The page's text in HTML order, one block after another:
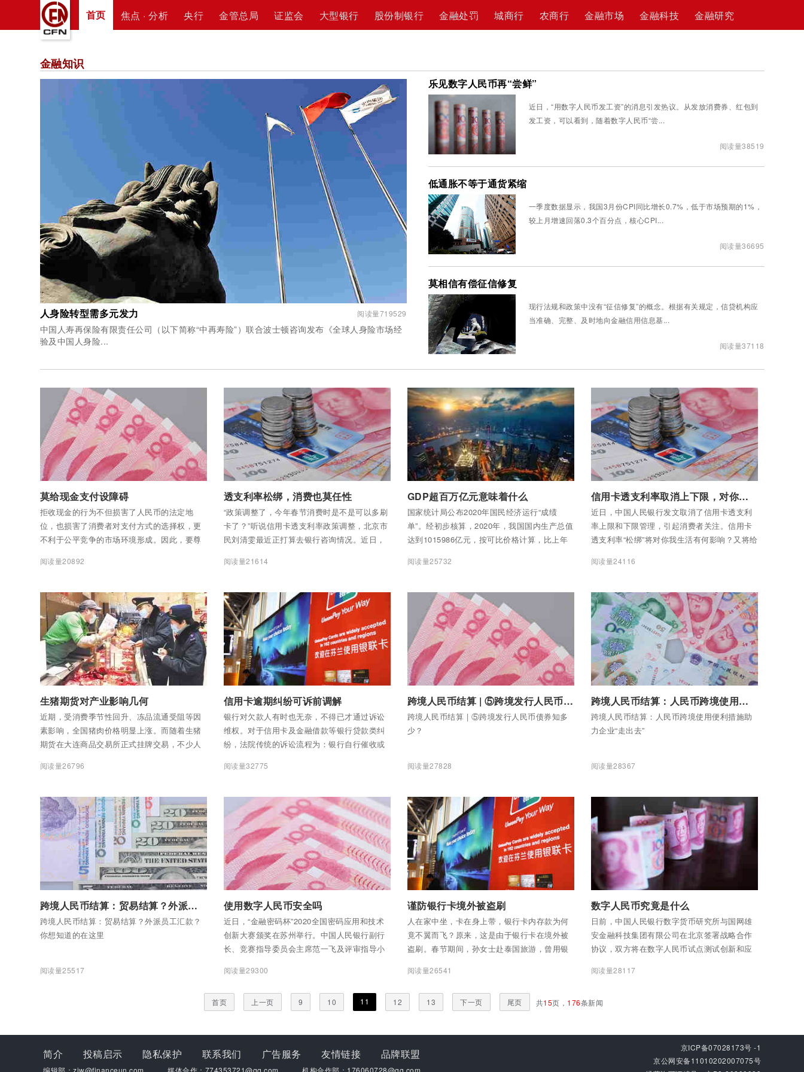
首页 焦点 · 分析 央行 金管总局 证监会 大型银行 股份制银行 金融处罚 城商行 农商行 金融市场 金融科技 金融研究
金融知识
人身险转型需多元发力 阅读量719529
中国人寿再保险有限责任公司（以下简称“中再寿险”）联合波士顿咨询发布《全球人身险市场经
验及中国人身险...
乐见数字人民币再“尝鲜”
近日，“用数字人民币发工资”的消息引发热议。从发放消费券、红包到
发工资，可以看到，随着数字人民币“尝...
阅读量38519
低通胀不等于通货紧缩
一季度数据显示，我国3月份CPI同比增长0.7%，低于市场预期的1%，
较上月增速回落0.3个百分点，核心CPI...
阅读量36695
莫相信有偿征信修复
现行法规和政策中没有“征信修复”的概念。根据有关规定，信贷机构应
当准确、完整、及时地向金融信用信息基...
阅读量37118
莫给现金支付设障碍
拒收现金的行为不但损害了人民币的法定地
位，也损害了消费者对支付方式的选择权，更
不利于公平竞争的市场环境形成。因此，要尊
现金收付渠道通畅的前提下，选择安全合法的
阅读量20892
透支利率松绑，消费也莫任性
“政策调整了，今年春节消费时是不是可以多刷
卡了？”听说信用卡透支利率政策调整，北京市
民刘清雯最近正打算去银行咨询情况。近日，
下限管理，引起不少信用卡用户的关注。
阅读量21614
GDP超百万亿元意味着什么
国家统计局公布2020年国民经济运行“成绩
单”。经初步核算，2020年，我国国内生产总值
达到1015986亿元，按可比价格计算，比上年
阅读量25732
信用卡透支利率取消上下限，对你我影响几何？
近日，中国人民银行发文取消了信用卡透支利
率上限和下限管理，引起消费者关注。信用卡
透支利率“松绑”将对你我生活有何影响？又将给
阅读量24116
生猪期货对产业影响几何
近期，受消费季节性回升、冻品流通受阻等因
素影响，全国猪肉价格明显上涨。而随着生猪
期货在大连商品交易所正式挂牌交易，不少人
示，决定猪肉价格的主要因素是供需。目前，
状态，但未来一段时间价格上涨空间有限。
阅读量26796
信用卡逾期纠纷可诉前调解
银行对欠款人有时也无奈，不得已才通过诉讼
维权。对于信用卡及金融借款等银行贷款类纠
纷，法院传统的诉讼流程为：银行自行催收或
庭审理—宣判—强制执行—欠款人列入失信人
阅读量32775
跨境人民币结算 | ⑤跨境发行人民币债券知多少？
跨境人民币结算 | ⑤跨境发行人民币债券知多
少？
阅读量27828
跨境人民币结算：人民币跨境使用便利措施助力企业“走出去”
跨境人民币结算：人民币跨境使用便利措施助
力企业“走出去”
阅读量28367
跨境人民币结算：贸易结算？外派员工汇款？你想知道的在这里
跨境人民币结算：贸易结算？外派员工汇款？
你想知道的在这里
阅读量25517
使用数字人民币安全吗
近日，“金融密码杯”2020全国密码应用和技术
创新大赛颁奖在苏州举行。中国人民银行副行
长、竞赛指导委员会主席范一飞及评审指导小
阅读量29300
谨防银行卡境外被盗刷
人在家中坐，卡在身上带，银行卡内存款为何
竟不翼而飞？原来，这是由于银行卡在境外被
盗刷。春节期间，孙女士赴泰国旅游，曾用银
行客服致电孙女士询问她近期是否出国，并称
疑惑，因为她自回国后从未使用过该银行卡，
泰国发生了31笔异常消费。
阅读量26541
数字人民币究竟是什么
日前，中国人民银行数字货币研究所与国网雄
安金融科技集团有限公司在北京签署战略合作
协议，双方将在数字人民币试点测试创新和应
阅读量28117
首页 上一页 9 10 11 12 13 下一页 尾页 共15页， 176条新闻
简介 投稿启示 隐私保护 联系我们 广告服务 友情链接 品牌联盟
编辑部：zjw@financeun.com 媒体合作：774353721@qq.com 机构合作部：176060728@qq.com
京ICP备07028173号 -1
京公网安备11010202007075号